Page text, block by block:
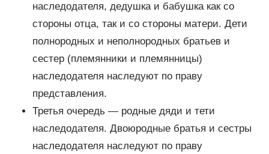
наследодателя, дедушка и бабушка как со
стороны отца, так и со стороны матери. Дети
полнородных и неполнородных братьев и
сестер (племянники и племянницы)
наследодателя наследуют по праву
представления.
Третья очередь — родные дяди и тети
наследодателя. Двоюродные братья и сестры
наследодателя наследуют по праву